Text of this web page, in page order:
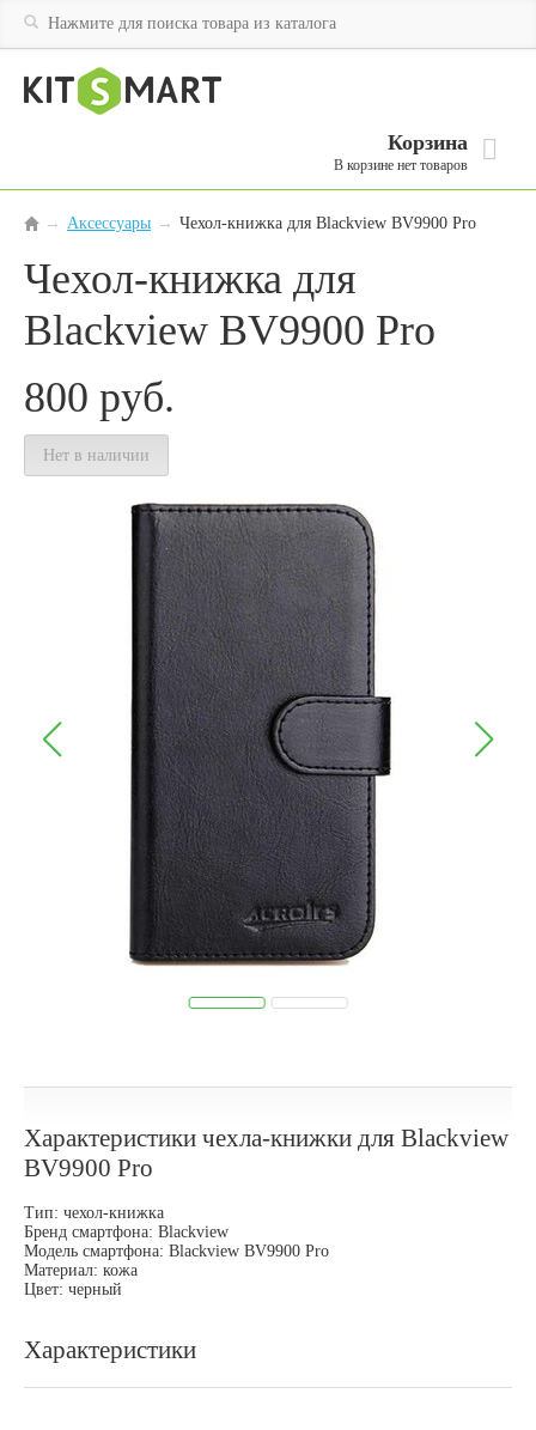
Корзина
В корзине нет товаров
→ Аксессуары → Чехол-книжка для Blackview BV9900 Pro
Чехол-книжка для
Blackview BV9900 Pro
800 руб.
Нет в наличии
Характеристики чехла-книжки для Blackview
BV9900 Pro
Тип: чехол-книжка
Бренд смартфона: Blackview
Модель смартфона: Blackview BV9900 Pro
Материал: кожа
Цвет: черный
Характеристики